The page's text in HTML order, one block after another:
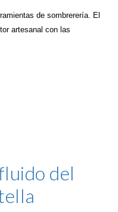
de sombrerería. El
artesanal con las
del